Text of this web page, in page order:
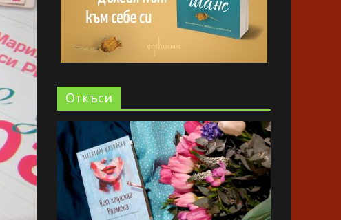
Oткъси